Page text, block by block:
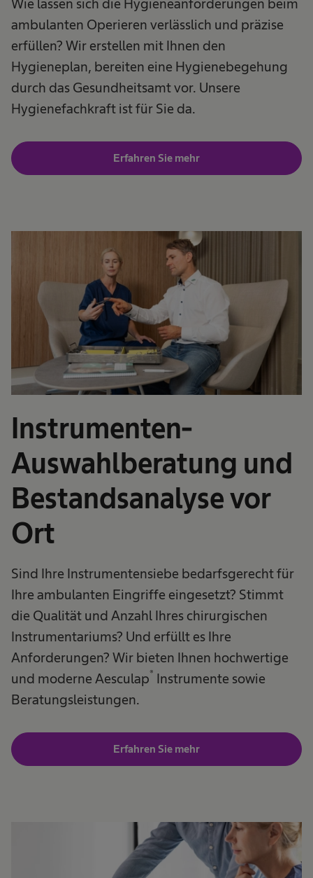
Wie lassen sich die Hygieneanforderungen beim
ambulanten Operieren verlässlich und präzise
erfüllen? Wir erstellen mit Ihnen den
Hygieneplan, bereiten eine Hygienebegehung
durch das Gesundheitsamt vor. Unsere
Hygienefachkraft ist für Sie da.
Erfahren Sie mehr
Instrumenten-
Auswahlberatung und
Bestandsanalyse vor
Ort
Sind Ihre Instrumentensiebe bedarfsgerecht für
Ihre ambulanten Eingriffe eingesetzt? Stimmt
die Qualität und Anzahl Ihres chirurgischen
Instrumentariums? Und erfüllt es Ihre
Anforderungen? Wir bieten Ihnen hochwertige
und moderne Aesculap® Instrumente sowie
Beratungsleistungen.
Erfahren Sie mehr